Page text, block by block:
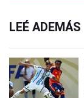
LEÉ ADEMÁS